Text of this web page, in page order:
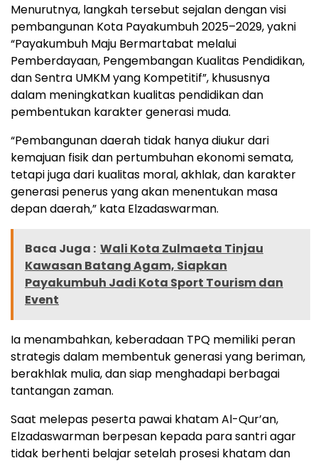
Menurutnya, langkah tersebut sejalan dengan visi
pembangunan Kota Payakumbuh 2025–2029, yakni
“Payakumbuh Maju Bermartabat melalui
Pemberdayaan, Pengembangan Kualitas Pendidikan,
dan Sentra UMKM yang Kompetitif”, khususnya
dalam meningkatkan kualitas pendidikan dan
pembentukan karakter generasi muda.
“Pembangunan daerah tidak hanya diukur dari
kemajuan fisik dan pertumbuhan ekonomi semata,
tetapi juga dari kualitas moral, akhlak, dan karakter
generasi penerus yang akan menentukan masa
depan daerah,” kata Elzadaswarman.
Baca Juga : Wali Kota Zulmaeta Tinjau
Kawasan Batang Agam, Siapkan
Payakumbuh Jadi Kota Sport Tourism dan
Event
Ia menambahkan, keberadaan TPQ memiliki peran
strategis dalam membentuk generasi yang beriman,
berakhlak mulia, dan siap menghadapi berbagai
tantangan zaman.
Saat melepas peserta pawai khatam Al-Qur’an,
Elzadaswarman berpesan kepada para santri agar
tidak berhenti belajar setelah prosesi khatam dan